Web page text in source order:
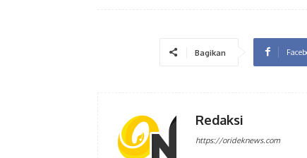
Bagikan
Redaksi
https://orideknews.com